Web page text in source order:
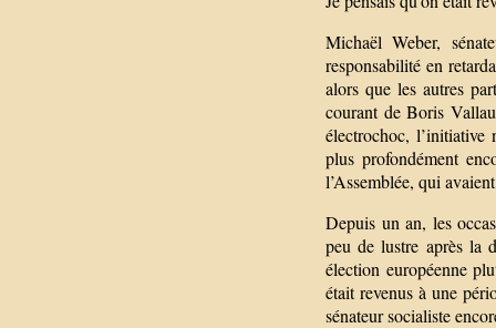
Michaël Weber,
responsabilité en
alors que les autres
courant de Boris
électrochoc, l’initiative
plus profondément
l’Assemblée, qui
Depuis un an, les
peu de lustre après la
élection européenne
était revenus à une
sénateur socialiste